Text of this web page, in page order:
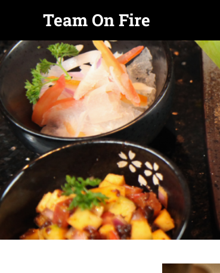
Zum
Inhalt
springen
Team On Fire
COOKING
SINCE
2015